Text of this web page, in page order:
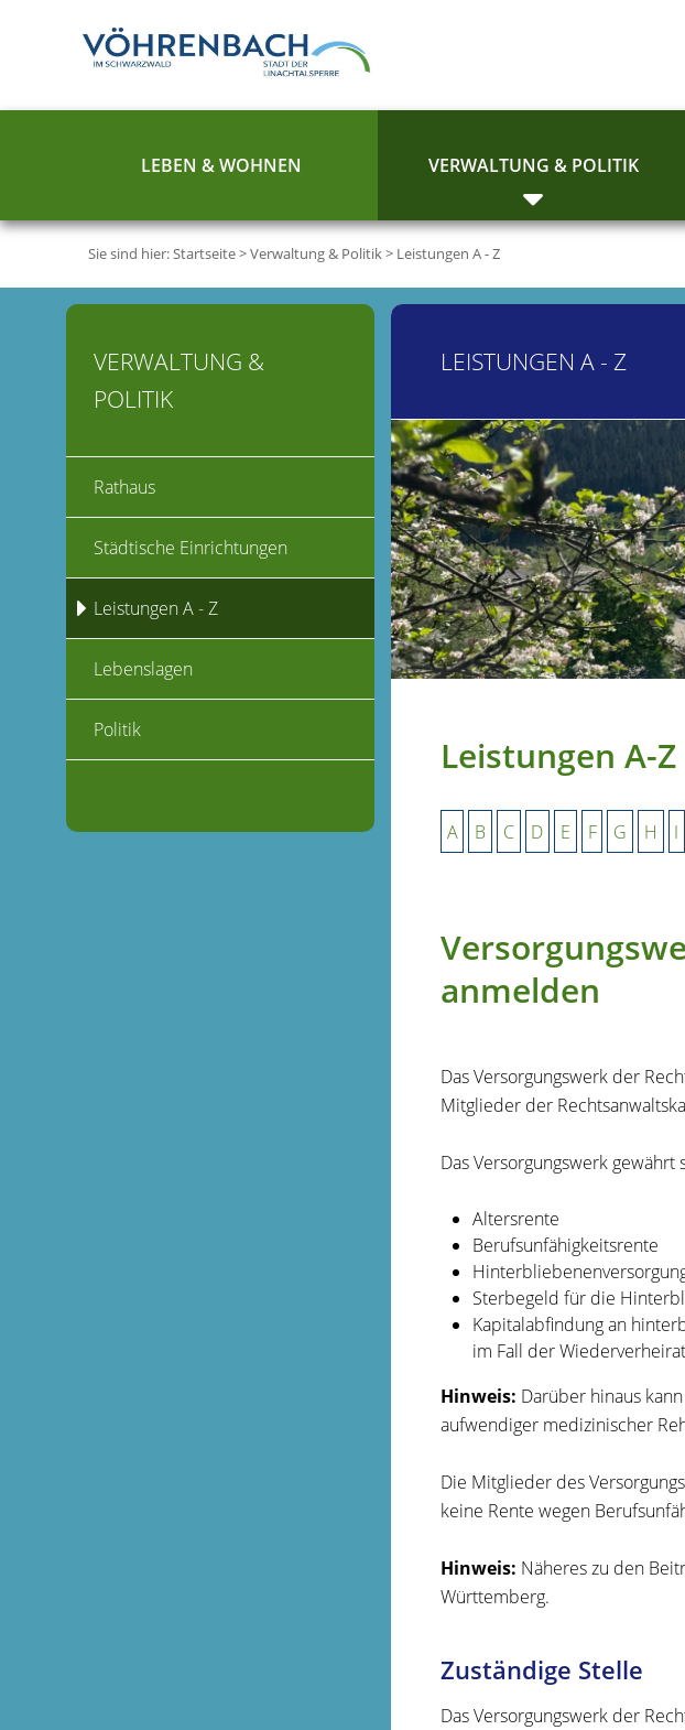
LEBEN & WOHNEN VERWALTUNG & POLITIK
Sie sind hier:Startseite>Verwaltung & Politik> Leistungen A - Z
LEISTUNGEN A - Z
Leistungen A-Z
A B C D E F G H I
anmelden
Das Versorgungswerk der
Mitglieder der
Das Versorgungswerk
Altersrente
Berufsunfähigkeitsrente
Sterbegeld für die
Kapitalabfindung an
im Fall der
Hinweis: Darüber hinaus
aufwendiger medizinischer
Die Mitglieder des
keine Rente wegen
Hinweis: Näheres zu den
Württemberg.
Zuständige Stelle
Das Versorgungswerk der
VERWALTUNG &
POLITIK
Rathaus
Städtische Einrichtungen
Leistungen A - Z
Lebenslagen
Politik